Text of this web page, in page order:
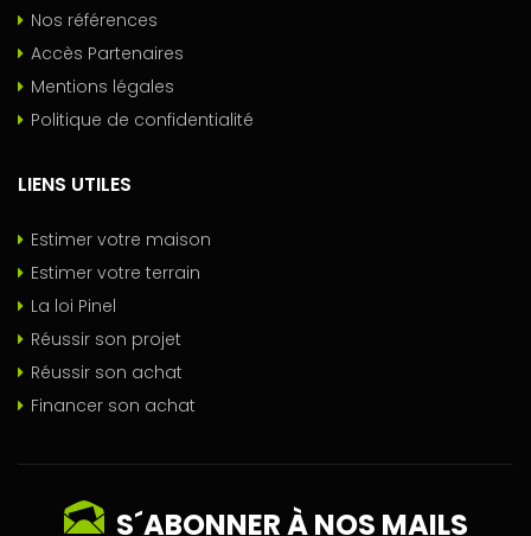
Nos références
Accès Partenaires
Mentions légales
Politique de confidentialité
LIENS UTILES
Estimer votre maison
Estimer votre terrain
La loi Pinel
Réussir son projet
Réussir son achat
Financer son achat
S´ABONNER À NOS MAILS